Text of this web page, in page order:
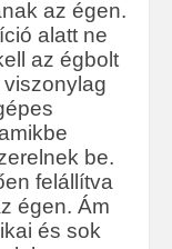
az égen.
alatt ne
az égbolt
be.
felállítva
égen. Ám
és sok